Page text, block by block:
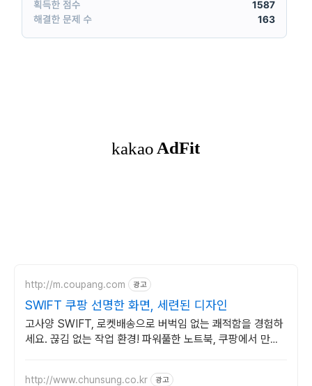
http://m.coupang.com 광고
SWIFT 쿠팡 선명한 화면, 세련된 디자인
고사양 SWIFT, 로켓배송으로 버벅임 없는 쾌적함을 경험하
세요. 끊김 없는 작업 환경! 파워풀한 노트북, 쿠팡에서 만나
http://www.chunsung.co.kr 광고